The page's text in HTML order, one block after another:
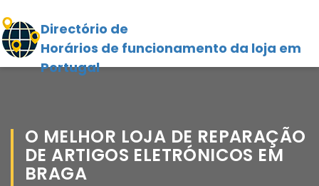
Directório de
Horários de funcionamento da loja em
Portugal
O MELHOR LOJA DE REPARAÇÃO
DE ARTIGOS ELETRÓNICOS EM
BRAGA